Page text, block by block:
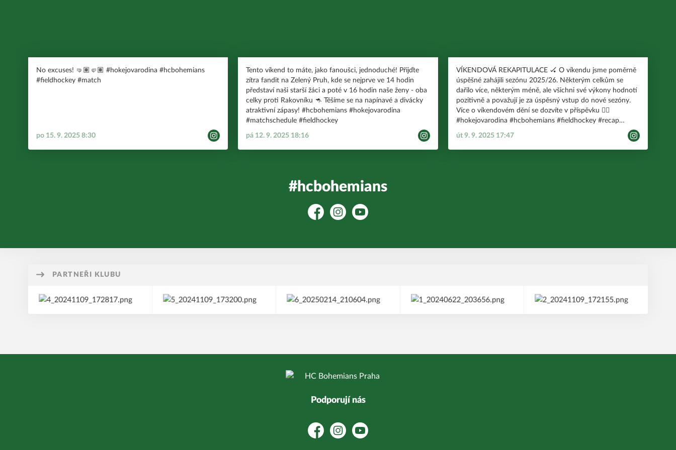
No excuses! 🤜🏽🤛🏽 #hokejovarodina #hcbohemians
#fieldhockey #match
po 15. 9. 2025 8:30
Tento víkend to máte, jako fanoušci, jednoduché! Přijďte
zítra fandit na Zelený Pruh, kde se nejprve ve 14 hodin
představí naši starší žáci a poté v 16 hodin naše ženy - oba
celky proti Rakovníku 🦘 Těšíme se na napínavé a divácky
atraktivní zápasy! #hcbohemians #hokejovarodina
#matchschedule #fieldhockey
pá 12. 9. 2025 18:16
VÍKENDOVÁ REKAPITULACE 🏑 O víkendu jsme poměrně
úspěšné zahájili sezónu 2025/26. Některým celkům se
dařilo více, některým méně, ale všichni své výkony hodnotí
pozitivně a považují je za úspěsný vstup do nové sezóny.
Více o víkendovém dění se dozvíte v příspěvku 👆🏽
#hokejovarodina #hcbohemians #fieldhockey #recap
út 9. 9. 2025 17:47
#hcbohemians
FacebookInstagramYouTube
PARTNEŘI KLUBU
Podporují nás
FacebookInstagramYouTube